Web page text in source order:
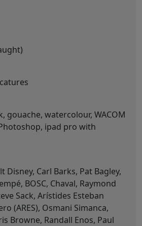
gouache, watercolour, WACOM
ipad pro with
Disney, Carl Barks, Pat Bagley,
BOSC, Chaval, Raymond
Sack, Arístides Esteban
(ARES), Osmani Simanca,
Browne, Randall Enos, Paul